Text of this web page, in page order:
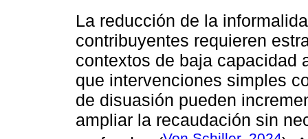
La reducción de la
contribuyentes requieren
contextos de baja capacidad
que intervenciones simples
de disuasión pueden
ampliar la recaudación sin